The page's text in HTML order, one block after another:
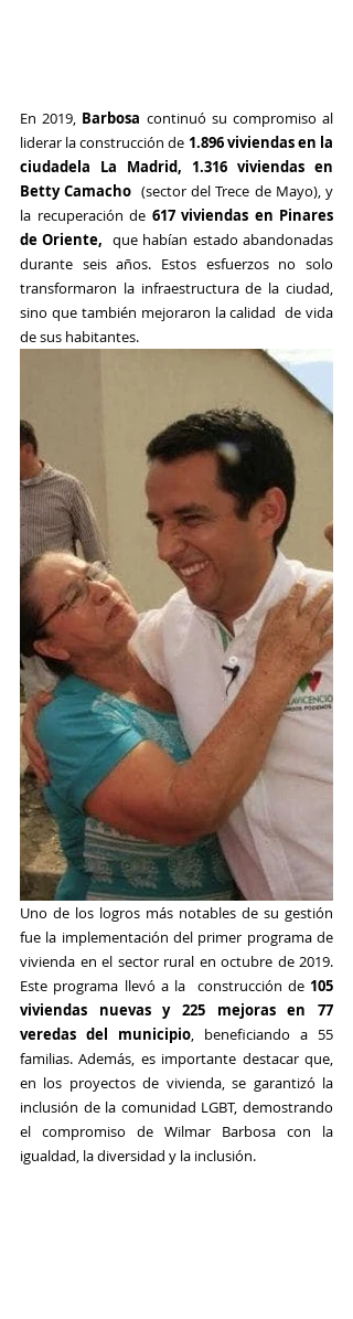
En 2019, Barbosa continuó su compromiso al
liderar la construcción de 1.896 viviendas en la
ciudadela La Madrid, 1.316 viviendas en
Betty Camacho (sector del Trece de Mayo), y
la recuperación de 617 viviendas en Pinares
de Oriente,
  que habían estado abandonadas
durante seis años. Estos esfuerzos no solo
transformaron la infraestructura de la ciudad,
sino que también mejoraron la calidad  de vida
de sus habitantes.
Uno de los logros más notables de su gestión
fue la implementación del primer programa de
vivienda en el sector rural en octubre de 2019.
Este programa llevó a la  construcción de 105
viviendas nuevas y 225 mejoras en 77
veredas del municipio, beneficiando a 55
familias. Además, es importante destacar que,
en los proyectos de vivienda, se garantizó la
inclusión de la comunidad LGBT, demostrando
el compromiso de Wilmar Barbosa con la
igualdad, la diversidad y la inclusión.